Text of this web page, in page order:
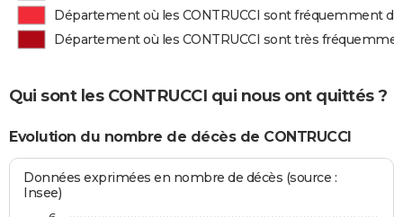
Département où les CONTRUCCI sont fréquemment
Département où les CONTRUCCI sont très
Qui sont les CONTRUCCI qui nous ont quittés ?
Evolution du nombre de décès de CONTRUCCI
Données exprimées en nombre de décès (source :
Insee)